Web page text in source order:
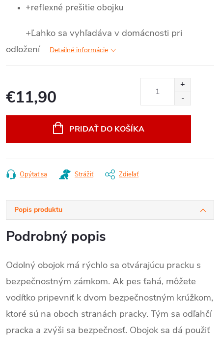
+reflexné prešitie obojku
+Ľahko sa vyhľadáva v domácnosti pri
odložení
Detailné informácie
€11,90
PRIDAŤ DO KOŠÍKA
Opýtať sa Strážiť Zdieľať
Popis produktu
Podrobný popis
Odolný obojok má rýchlo sa otvárajúcu pracku s
bezpečnostným zámkom. Ak pes ťahá, môžete
vodítko pripevniť k dvom bezpečnostným krúžkom,
ktoré sú na oboch stranách pracky. Tým sa odľahčí
pracka a zvýši sa bezpečnosť. Obojok sa dá použiť